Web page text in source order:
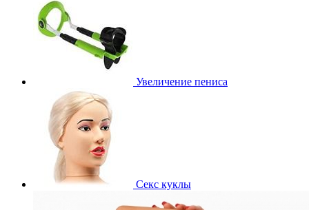
Увеличение пениса
Секс куклы